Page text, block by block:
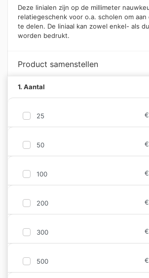
Deze linialen zijn op de millimeter
relatiegeschenk voor o.a. scholen om
te delen. De liniaal kan zowel enkel- als
worden bedrukt.
Product samenstellen
1. Aantal
25 €
50 €
100 €
200 €
300 €
500 €